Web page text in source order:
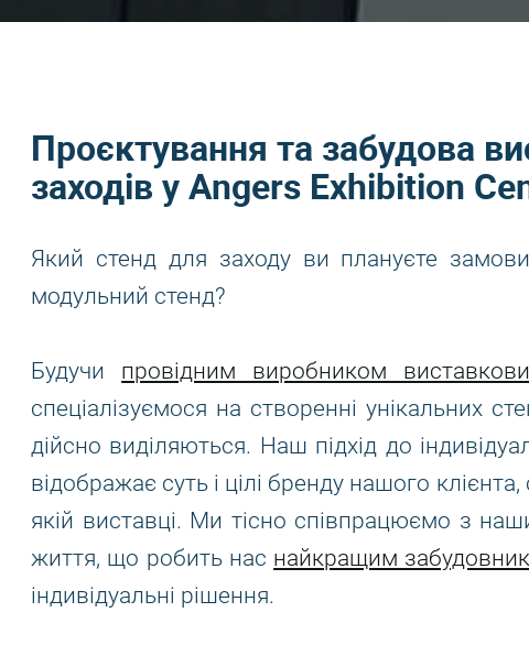
Проєктування та забудова
заходів у Angers Exhibition
Який стенд для заходу ви плануєте
модульний стенд?
Будучи провідним виробником
спеціалізуємося на створенні унікальних
дійсно виділяються. Наш підхід до
відображає суть і цілі бренду нашого
якій виставці. Ми тісно співпрацюємо з
життя, що робить нас найкращим
індивідуальні рішення.